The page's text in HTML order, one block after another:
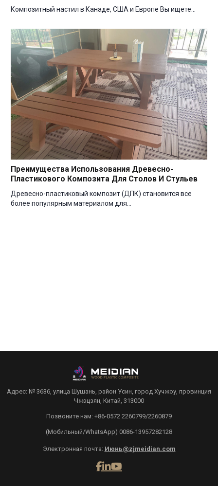
Композитный настил в Канаде, США и Европе Вы ищете…
Преимущества Использования Древесно-
Пластикового Композита Для Столов И Стульев
Древесно-пластиковый композит (ДПК) становится все
более популярным материалом для…
Адрес: № 3636, улица Шушань, район Усин, город Хучжоу, провинция
Чжэцзян, Китай, 313000
Позвоните нам: +86-0572 2260799/2260879
(Мобильный/WhatsApp) 0086-13957282128
Электронная почта: Июнь@zjmeidian.com